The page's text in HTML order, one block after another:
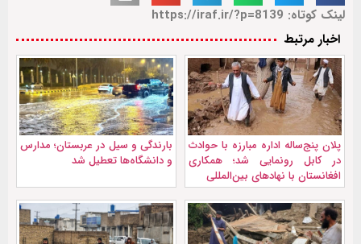
لینک کوتاه: https://iraf.ir/?p=8139
اخبار مرتبط
پلان پنج‌ساله اداره مبارزه با حوادث
در کابل رونمایی شد؛ همکاری
افغانستان با نهادهای بین‌المللی
بارندگی و سیل در عربستان؛ مدارس
و دانشگاه‌ها تعطیل شد